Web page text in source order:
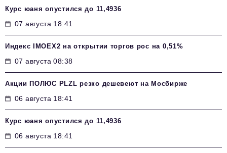
Курс юаня опустился до 11,4936
07 августа 18:41
Индекс IMOEX2 на открытии торгов рос на 0,51%
07 августа 08:38
Акции ПОЛЮС PLZL резко дешевеют на Мосбирже
06 августа 18:41
Курс юаня опустился до 11,4936
06 августа 18:41